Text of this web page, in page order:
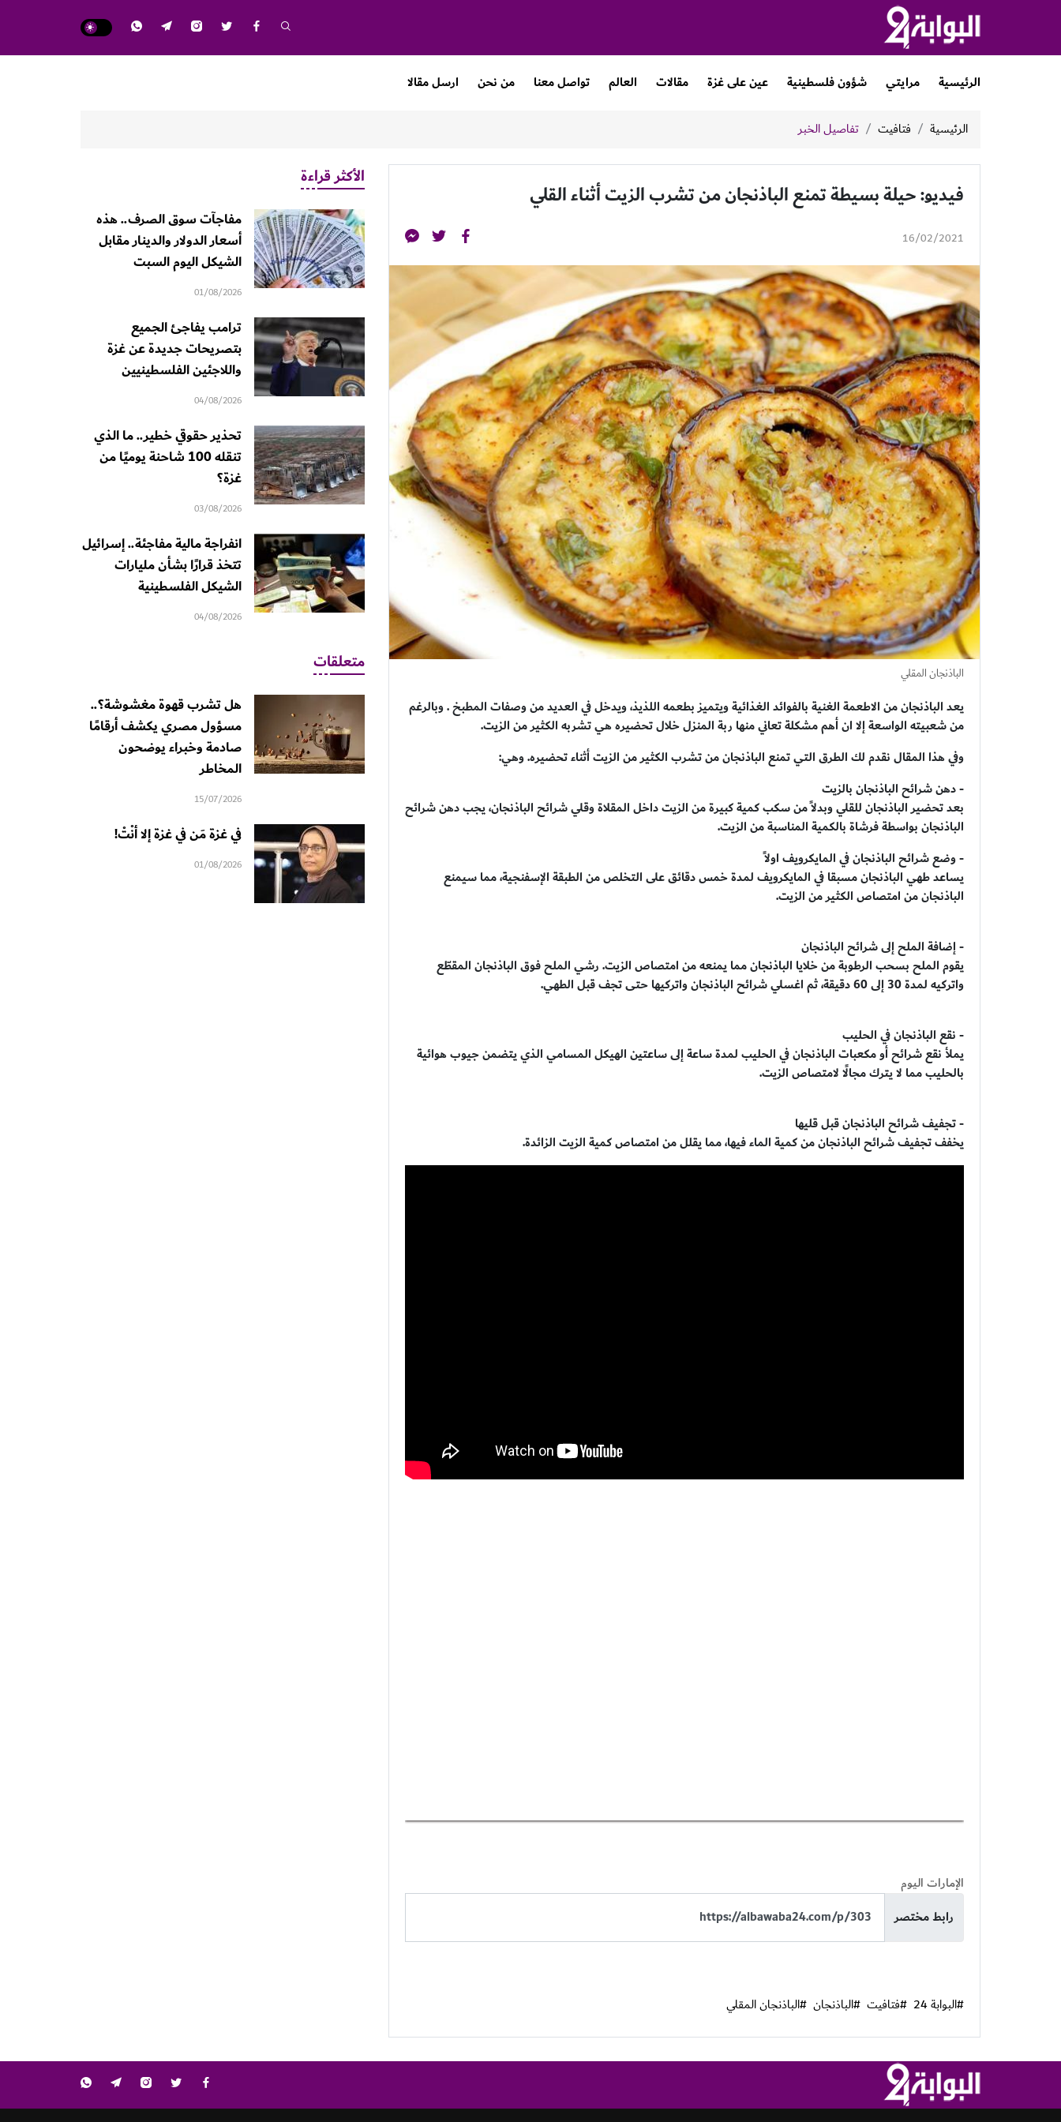
الرئيسية مرايتي شؤون فلسطينية عين على غزة مقالات العالم تواصل معنا من نحن ارسل مقالا
الرئيسية فتافيت تفاصيل الخبر
فيديو: حيلة بسيطة تمنع الباذنجان من تشرب الزيت أثناء القلي
16/02/2021
الباذنجان المقلي
يعد الباذنجان من الاطعمة الغنية بالفوائد الغذائية ويتميز بطعمه اللذيذ، ويدخل في العديد من وصفات المطبخ . وبالرغم
من شعبيته الواسعة إلا ان أهم مشكلة تعاني منها ربة المنزل خلال تحضيره هي تشربه الكثير من الزيت.
وفي هذا المقال نقدم لك الطرق التي تمنع الباذنجان من تشرب الكثير من الزيت أثناء تحضيره. وهي:
- دهن شرائح الباذنجان بالزيت
بعد تحضير الباذنجان للقلي وبدلاً من سكب كمية كبيرة من الزيت داخل المقلاة وقلي شرائح الباذنجان، يجب دهن شرائح
الباذنجان بواسطة فرشاة بالكمية المناسبة من الزيت.
- وضع شرائح الباذنجان في المايكرويف اولاً
يساعد طهي الباذنجان مسبقا في المايكرويف لمدة خمس دقائق على التخلص من الطبقة الإسفنجية، مما سيمنع
الباذنجان من امتصاص الكثير من الزيت.
- إضافة الملح إلى شرائح الباذنجان
يقوم الملح بسحب الرطوبة من خلايا الباذنجان مما يمنعه من امتصاص الزيت. رشي الملح فوق الباذنجان المقطّع
واتركيه لمدة 30 إلى 60 دقيقة، ثم اغسلي شرائح الباذنجان واتركيها حتى تجف قبل الطهي.
- نقع الباذنجان في الحليب
يملأ نقع شرائح أو مكعبات الباذنجان في الحليب لمدة ساعة إلى ساعتين الهيكل المسامي الذي يتضمن جيوب هوائية
بالحليب مما لا يترك مجالًا لامتصاص الزيت.
- تجفيف شرائح الباذنجان قبل قليها
يخفف تجفيف شرائح الباذنجان من كمية الماء فيها، مما يقلل من امتصاص كمية الزيت الزائدة.
الإمارات اليوم
رابط مختصر
#البوابة 24 #فتافيت #الباذنجان #الباذنجان المقلي
الأكثر قراءة
مفاجآت سوق الصرف.. هذه
أسعار الدولار والدينار مقابل
الشيكل اليوم السبت
01/08/2026
ترامب يفاجئ الجميع
بتصريحات جديدة عن غزة
واللاجئين الفلسطينيين
04/08/2026
تحذير حقوقي خطير.. ما الذي
تنقله 100 شاحنة يوميًا من
غزة؟
03/08/2026
انفراجة مالية مفاجئة.. إسرائيل
تتخذ قرارًا بشأن مليارات
الشيكل الفلسطينية
04/08/2026
متعلقات
هل تشرب قهوة مغشوشة؟..
مسؤول مصري يكشف أرقامًا
صادمة وخبراء يوضحون
المخاطر
15/07/2026
في غزة مَن في غزة إلا أنْتْ!
01/08/2026